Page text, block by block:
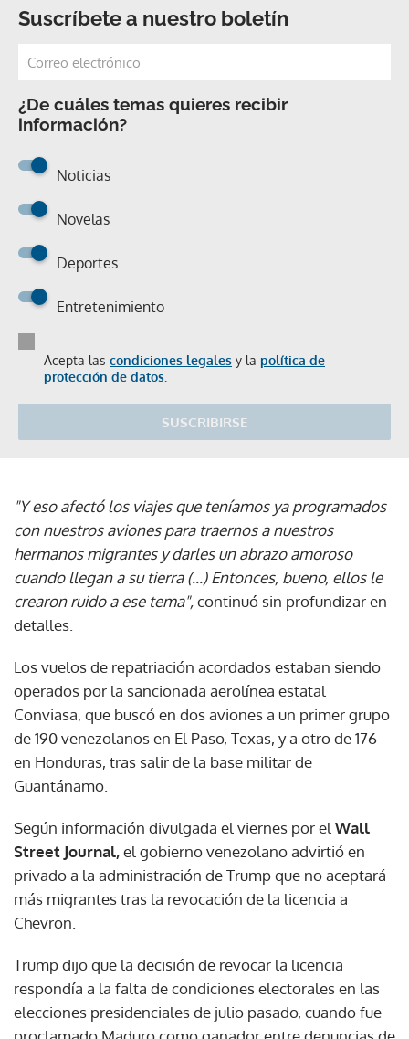
Suscríbete a nuestro boletín
¿De cuáles temas quieres recibir
información?
Noticias
Novelas
Deportes
Entretenimiento
Acepta las condiciones legales y la política de
protección de datos.
SUSCRIBIRSE
"Y eso afectó los viajes que teníamos ya programados
con nuestros aviones para traernos a nuestros
hermanos migrantes y darles un abrazo amoroso
cuando llegan a su tierra (...) Entonces, bueno, ellos le
crearon ruido a ese tema",continuó sin profundizar en
detalles.
Los vuelos de repatriación acordados estaban siendo
operados por la sancionada aerolínea estatal
Conviasa, que buscó en dos aviones a un primer grupo
de 190 venezolanos en El Paso, Texas, y a otro de 176
en Honduras, tras salir de la base militar de
Guantánamo.
Según información divulgada el viernes por el Wall
Street Journal,el gobierno venezolano advirtió en
privado a la administración de Trump que no aceptará
más migrantes tras la revocación de la licencia a
Chevron.
Trump dijo que la decisión de revocar la licencia
respondía a la falta de condiciones electorales en las
elecciones presidenciales de julio pasado, cuando fue